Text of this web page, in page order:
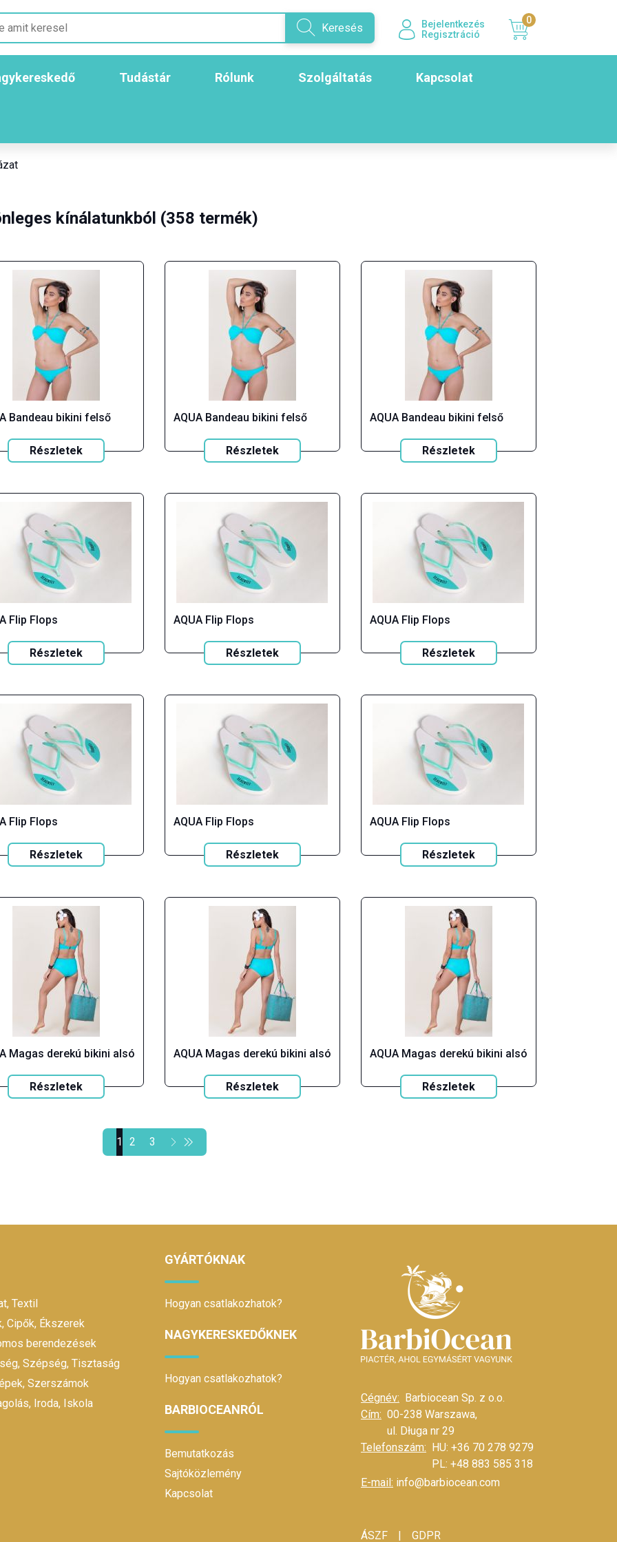
Keresés
Bejelentkezés
Regisztráció
0
Tudástár Rólunk Szolgáltatás Kapcsolat
kínálatunkból (358 termék)
Bandeau bikini felső
Részletek
AQUA Bandeau bikini felső
Részletek
AQUA Bandeau bikini felső
Részletek
Flip Flops
Részletek
AQUA Flip Flops
Részletek
AQUA Flip Flops
Részletek
Flip Flops
Részletek
AQUA Flip Flops
Részletek
AQUA Flip Flops
Részletek
Magas derekú bikini alsó
Részletek
AQUA Magas derekú bikini alsó
Részletek
AQUA Magas derekú bikini alsó
Részletek
1 2 3
Textil
Cipők, Ékszerek
berendezések
Szépség, Tisztaság
Szerszámok
Iroda, Iskola
GYÁRTÓKNAK
Hogyan csatlakozhatok?
NAGYKERESKEDŐKNEK
Hogyan csatlakozhatok?
BARBIOCEANRÓL
Bemutatkozás
Sajtóközlemény
Kapcsolat
Cégnév: Barbiocean Sp. z o.o.
Cím: 00-238 Warszawa,
ul. Długa nr 29
Telefonszám: HU: +36 70 278 9279
PL: +48 883 585 318
E-mail: info@barbiocean.com
ÁSZF | GDPR